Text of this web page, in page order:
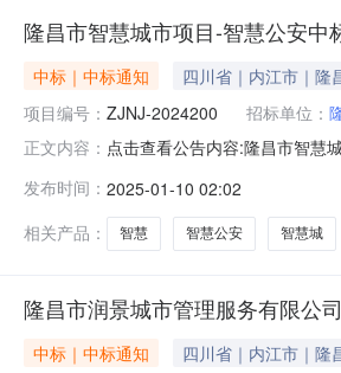
隆昌市智慧城市项目-智慧公安中
中标｜中标通知 四川省｜内江市｜隆
项目编号： ZJNJ-2024200 招标单位：
正文内容： 点击查看公告内容:隆昌市智慧
慧公安三、中标（成交）信息
发布时间： 2025-01-10 02:02
相关产品：
智慧 智慧公安 智慧城
隆昌市润景城市管理服务有限公
中标｜中标通知 四川省｜内江市｜隆